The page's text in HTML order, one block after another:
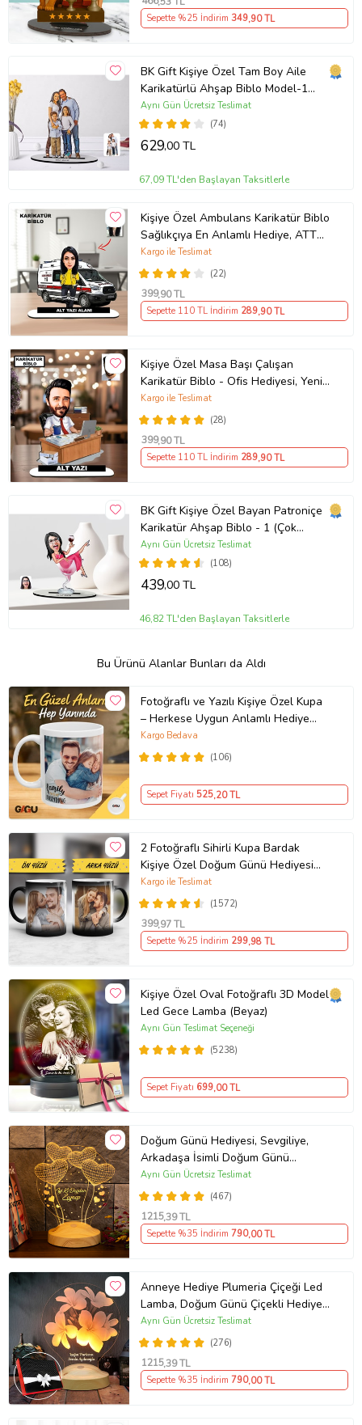
Sepette %25 İndirim 349,90 TL
BK Gift Kişiye Özel Tam Boy Aile
Karikatürlü Ahşap Biblo Model-1
(Beyaz)
(74)
Aynı Gün Ücretsiz Teslimat
629,00 TL
67,09 TL'den Başlayan Taksitlerle
Kişiye Özel Ambulans Karikatür Biblo
Sağlıkçıya En Anlamlı Hediye, ATT
teknisyeni hediyesi
(22)
Kargo ile Teslimat
399,90 TL
Sepette 110 TL İndirim 289,90 TL
Kişiye Özel Masa Başı Çalışan
Karikatür Biblo - Ofis Hediyesi, Yeni
İş Hediyesi, Yöneticiye Özel Hediye
(28)
Kargo ile Teslimat
399,90 TL
Sepette 110 TL İndirim 289,90 TL
BK Gift Kişiye Özel Bayan Patroniçe
Karikatür Ahşap Biblo - 1 (Çok
Renkli)
(108)
Aynı Gün Ücretsiz Teslimat
439,00 TL
46,82 TL'den Başlayan Taksitlerle
Bu Ürünü Alanlar Bunları da Aldı
Fotoğraflı ve Yazılı Kişiye Özel Kupa
– Herkese Uygun Anlamlı Hediye
Porselen Baskılı Kupa (Beyaz)
(106)
Kargo Bedava
Sepet Fiyatı 525,20 TL
2 Fotoğraflı Sihirli Kupa Bardak
Kişiye Özel Doğum Günü Hediyesi
Sevgiliye Hediye Anneye Babaya
Ablaya Abiye Kız Erkek Kardeşe
Arkadaşa Resimli Günü Yıl Dönümü
Hediyesi
(1572)
Kargo ile Teslimat
399,97 TL
Sepette %25 İndirim 299,98 TL
Kişiye Özel Oval Fotoğraflı 3D Model
Led Gece Lamba (Beyaz)
(5238)
Aynı Gün Teslimat Seçeneği
Sepet Fiyatı 699,00 TL
Doğum Günü Hediyesi, Sevgiliye,
Arkadaşa İsimli Doğum Günü
Hediyesi, Kişiye Özel Balon Kalpler
Kişiye Özel 3D Led Lamba
(467)
Aynı Gün Ücretsiz Teslimat
1215,39 TL
Sepette %35 İndirim 790,00 TL
Anneye Hediye Plumeria Çiçeği Led
Lamba, Doğum Günü Çiçekli Hediye,
Kişiye Özel İsimli Hediye
(276)
Aynı Gün Ücretsiz Teslimat
1215,39 TL
Sepette %35 İndirim 790,00 TL